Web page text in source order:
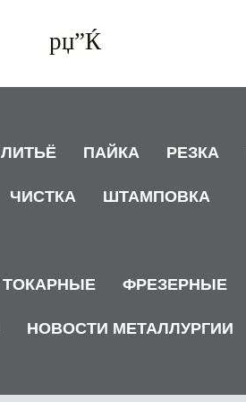
ЛИТЬЁ ПАЙКА РЕЗКА
ЧИСТКА ШТАМПОВКА
ТОКАРНЫЕ ФРЕЗЕРНЫЕ
НОВОСТИ МЕТАЛЛУРГИИ